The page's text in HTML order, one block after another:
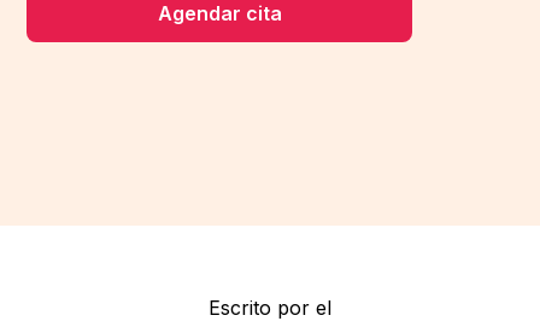
Agendar cita
Escrito por el